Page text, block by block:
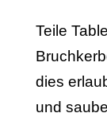
Teile
dies
und